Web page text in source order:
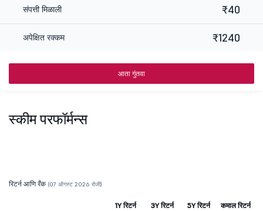
संपत्ती मिळाली ₹40
अपेक्षित रक्कम ₹1240
आता गुंतवा
स्कीम परफॉर्मन्स
रिटर्न आणि रँक (07 ऑगस्ट 2026 रोजी)
1Y रिटर्न 3Y रिटर्न 5Y रिटर्न कमाल रिटर्न